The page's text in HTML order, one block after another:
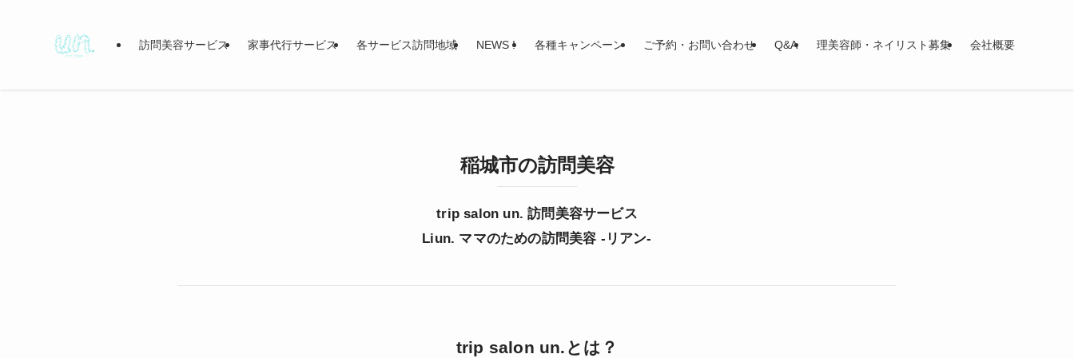
訪問美容サービス 家事代行サービス 各サービス訪問地域 NEWS ! 各種キャンペーン ご予約・お問い合わせ Q&A 理美容師・ネイリスト募集 会社概要
稲城市の訪問美容
trip salon un. 訪問美容サービス
Liun. ママのための訪問美容 -リアン-
trip salon un.とは？